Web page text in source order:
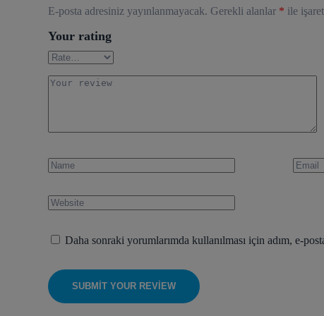
E-posta adresiniz yayınlanmayacak. Gerekli alanlar * ile
Your rating
Daha sonraki yorumlarımda kullanılması için adım, e-
SUBMIT YOUR REVIEW